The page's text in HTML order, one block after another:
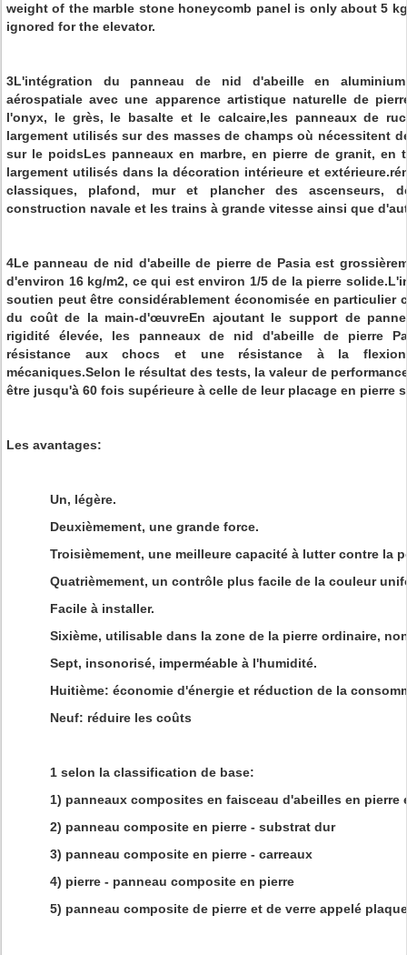
weight of the marble stone honeycomb panel is only about 5
ignored for the elevator.
3L'intégration du panneau de nid d'abeille en
aérospatiale avec une apparence artistique naturelle de
l'onyx, le grès, le basalte et le calcaire,les panneaux de
largement utilisés sur des masses de champs où nécessitent
sur le poidsLes panneaux en marbre, en pierre de granit, en
largement utilisés dans la décoration intérieure et
classiques, plafond, mur et plancher des ascenseurs,
construction navale et les trains à grande vitesse ainsi que
4Le panneau de nid d'abeille de pierre de Pasia est
d'environ 16 kg/m2, ce qui est environ 1/5 de la pierre
soutien peut être considérablement économisée en particulier
du coût de la main-d'œuvreEn ajoutant le support de
rigidité élevée, les panneaux de nid d'abeille de pierre
résistance aux chocs et une résistance à la flexion
mécaniques.Selon le résultat des tests, la valeur de
être jusqu'à 60 fois supérieure à celle de leur placage en pierre
Les avantages:
Un, légère.
Deuxièmement, une grande force.
Troisièmement, une meilleure capacité à lutter contre la
Quatrièmement, un contrôle plus facile de la couleur
Facile à installer.
Sixième, utilisable dans la zone de la pierre ordinaire,
Sept, insonorisé, imperméable à l'humidité.
Huitième: économie d'énergie et réduction de la
Neuf: réduire les coûts
1 selon la classification de base:
1) panneaux composites en faisceau d'abeilles en pierre
2) panneau composite en pierre - substrat dur
3) panneau composite en pierre - carreaux
4) pierre - panneau composite en pierre
5) panneau composite de pierre et de verre appelé